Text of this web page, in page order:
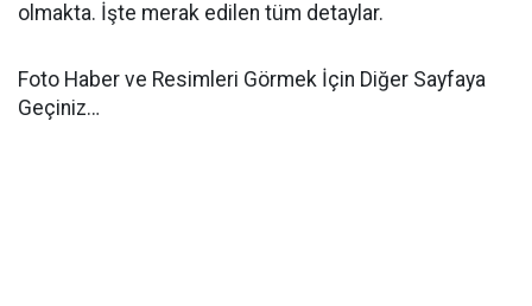
olmakta. İşte merak edilen tüm detaylar.
Foto Haber ve Resimleri Görmek İçin Diğer Sayfaya
Geçiniz…